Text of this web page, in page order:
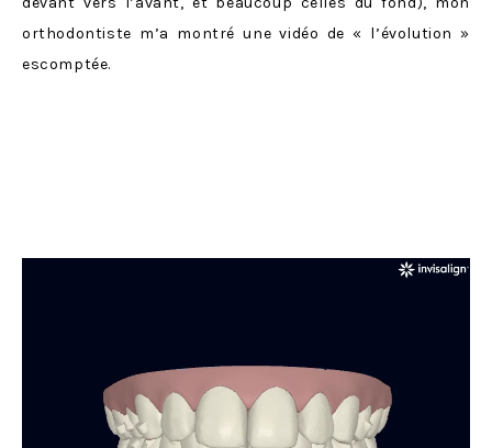
orthodontiste m’a montré une vidéo de « l’évolution »
escomptée.